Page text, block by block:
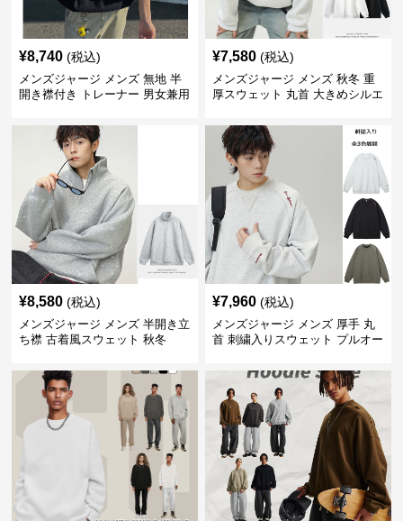
¥8,740 (税込)
メンズジャージ メンズ 無地 半
開き襟付き トレーナー 男女兼用
¥7,580 (税込)
メンズジャージ メンズ 秋冬 重
厚スウェット 丸首 大きめシルエ
¥8,580 (税込)
メンズジャージ メンズ 半開き立
ち襟 古着風スウェット 秋冬
¥7,960 (税込)
メンズジャージ メンズ 厚手 丸
首 刺繍入りスウェット プルオー